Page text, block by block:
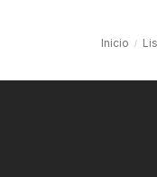
Inicio